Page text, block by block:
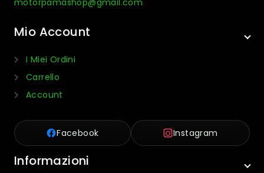
motorpamashop@gmail.com
Mio Account
I Miei Ordini
Carrello
Account
Facebook Instagram
Informazioni